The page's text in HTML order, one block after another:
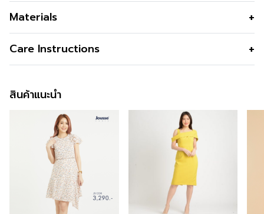
ชุดเดรสลายดอกไม้ สีเทา คอวี แขนยาว
ทรงเอ
ชุดเดรสลายดอกไม้ สีเทา แขนยาว ดีไซน์คอวี เพิ่มลุกเล่นด้วย
ลูกเล่นช่วงชายกระโปรง ทำให้ได้ลุคที่ดูไม่น่าเบื่อ
ข้อมูลสินค้าเพิ่มเติม
สนใจดูในหมวดอื่นที่ใกล้เคียงกัน
สามารถคลิกได้เลย
สามารถติตามข้อมูลข่าวสารของ Jousse ได้ที่ >>
Facebook Page : Jousse Paris
สั่งซื้อได้แล้ววันนี้
สำหรับคุณที่ต้องการลองสินค้าของ Jousse สามารถลองได้
Materials
เนื้อผ้า
คุณสมบัติผ้า
คืนตัวได้ดี ยับยากมากว่าปกติ สัมผัสลื่น
รูปทรง
คอวี
รูปทรงแขน
ดีไซน์ตกแต่ง
แต่งขอบแขนเสื้อสีขาว และเข็มขัดแต่งกุ๊น
Care Instructions
Do not bleach
Line Dry/Hang to dry
สินค้าแนะนำ